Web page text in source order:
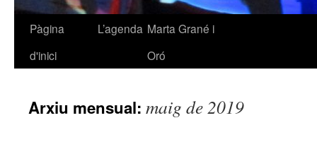
Vés
Pàgina
d'inici
L’agenda Marta Grané i
Oró
Arxiu mensual: maig de 2019